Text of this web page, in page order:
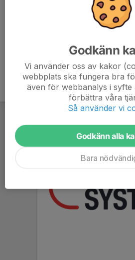
Godkänn
Vi använder oss av kakor
webbplats ska fungera bra
även för webbanalys i syfte
förbättra våra
Så använder vi
Godkänn alla
Bara